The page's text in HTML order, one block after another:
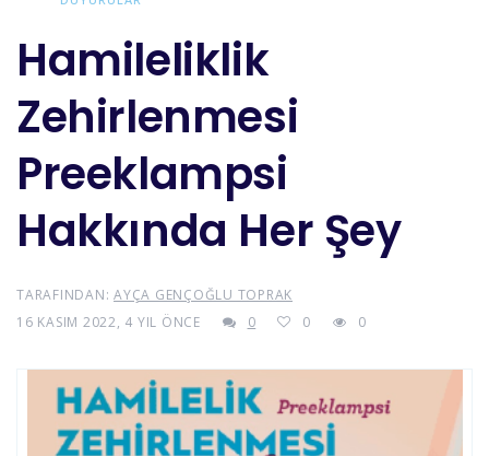
Hamileliklik
Zehirlenmesi
Preeklampsi
Hakkında Her Şey
TARAFINDAN: AYÇA GENÇOĞLU TOPRAK
16 KASIM 2022, 4 YIL ÖNCE
0 0 0